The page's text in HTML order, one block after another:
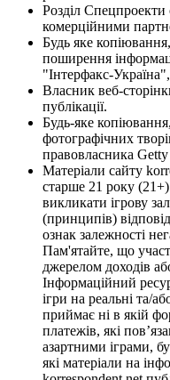
Розділ Спецпроекти
комерційними
Будь яке
поширення
"Інтерфакс-
Власник веб-
публікації.
Будь-яке
фотографічних
правовласника Getty
Матеріали сайту
старше 21 року
викликати ігрову
(принципів)
ознак залежності
Пам'ятайте, що
джерелом доходів
Інформаційний
ігри на реальні та/
приймає ні в якій
платежів, які
азартними іграми,
які матеріали на